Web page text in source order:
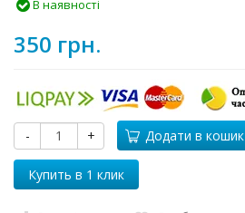
В наявності
350 грн.
- + Додати в кошик